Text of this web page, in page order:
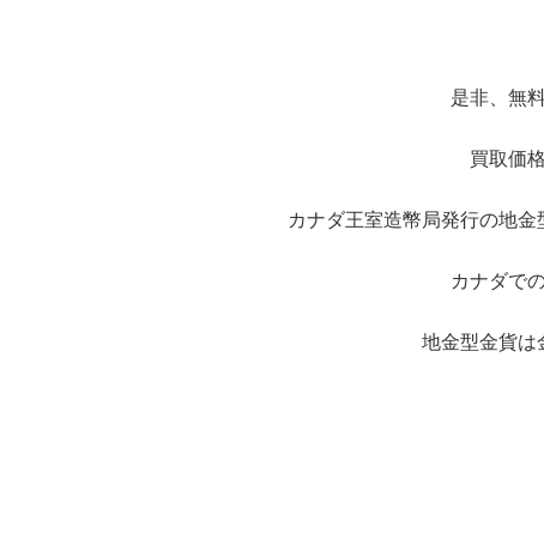
是非、無
買取価
カナダ王室造幣局発行の地
カナダで
地金型金貨は